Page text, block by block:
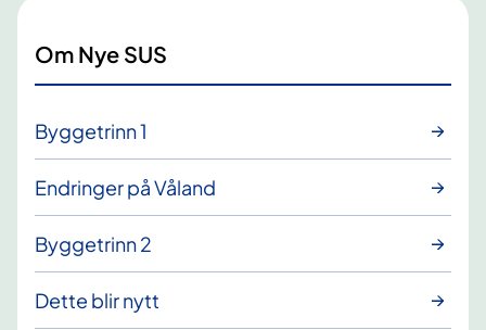
Om Nye SUS
Byggetrinn 1
Endringer på Våland
Byggetrinn 2
Dette blir nytt